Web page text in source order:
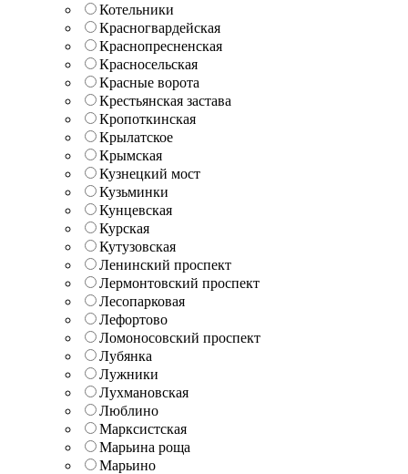
Котельники
Красногвардейская
Краснопресненская
Красносельская
Красные ворота
Крестьянская застава
Кропоткинская
Крылатское
Крымская
Кузнецкий мост
Кузьминки
Кунцевская
Курская
Кутузовская
Ленинский проспект
Лермонтовский проспект
Лесопарковая
Лефортово
Ломоносовский проспект
Лубянка
Лужники
Лухмановская
Люблино
Марксистская
Марьина роща
Марьино